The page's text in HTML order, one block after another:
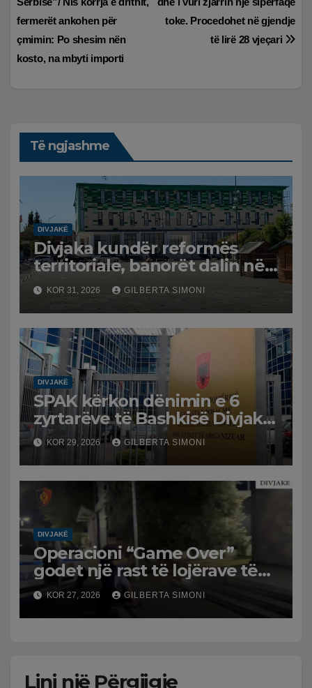
te
postimet
toke. Procedohet në gjendje
të lirë 28 vjeçari
fermerët ankohen për
çmimin: Po shesim nën
kosto, na mbyti importi
Të ngjashme
DIVJAKË
Divjaka kundër reformës
territoriale, banorët dalin në
protestë.
KOR 31, 2026 GILBERTA SIMONI
DIVJAKË
SPAK kërkon dënimin e 6
zyrtarëve të Bashkisë Divjakë
për shkelje në tendera
KOR 29, 2026 GILBERTA SIMONI
DIVJAKË
Operacioni “Game Over”
godet një rast të lojërave të
fatit në Divjakë
KOR 27, 2026 GILBERTA SIMONI
Lini një Përgjigje